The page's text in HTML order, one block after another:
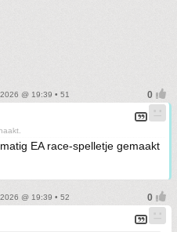
@ 19:39 • 51
EA race-spelletje gemaakt
@ 19:39 • 52